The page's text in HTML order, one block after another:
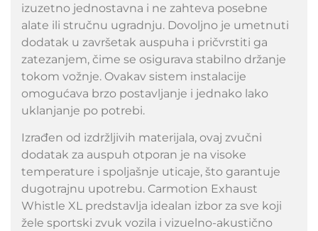
izuzetno jednostavna i ne zahteva posebne
alate ili stručnu ugradnju. Dovoljno je umetnuti
dodatak u završetak auspuha i pričvrstiti ga
zatezanjem, čime se osigurava stabilno držanje
tokom vožnje. Ovakav sistem instalacije
omogućava brzo postavljanje i jednako lako
uklanjanje po potrebi.
Izrađen od izdržljivih materijala, ovaj zvučni
dodatak za auspuh otporan je na visoke
temperature i spoljašnje uticaje, što garantuje
dugotrajnu upotrebu. Carmotion Exhaust
Whistle XL predstavlja idealan izbor za sve koji
žele sportski zvuk vozila i vizuelno-akustično